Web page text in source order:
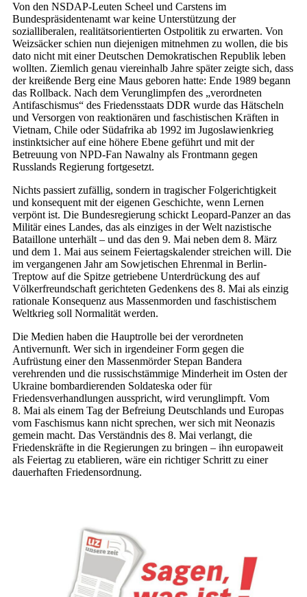
Von den NSDAP-Leuten Scheel und Carstens im
Bundespräsidentenamt war keine Unterstützung der
sozialliberalen, realitätsorientierten Ostpolitik zu erwarten. Von
Weizsäcker schien nun diejenigen mitnehmen zu wollen, die bis
dato nicht mit einer Deutschen Demokratischen Republik leben
wollten. Ziemlich genau viereinhalb Jahre später zeigte sich, dass
der kreißende Berg eine Maus geboren hatte: Ende 1989 begann
das Rollback. Nach dem Verunglimpfen des „verordneten
Antifaschismus“ des Friedensstaats DDR wurde das Hätscheln
und Versorgen von reaktionären und faschistischen Kräften in
Vietnam, Chile oder Südafrika ab 1992 im Jugoslawienkrieg
instinktsicher auf eine höhere Ebene geführt und mit der
Betreuung von NPD-Fan Nawalny als Frontmann gegen
Russlands Regierung fortgesetzt.
Nichts passiert zufällig, sondern in tragischer Folgerichtigkeit
und konsequent mit der eigenen Geschichte, wenn Lernen
verpönt ist. Die Bundesregierung schickt Leopard-Panzer an das
Militär eines Landes, das als einziges in der Welt nazistische
Bataillone unterhält – und das den 9. Mai neben dem 8. März
und dem 1. Mai aus seinem Feiertagskalender streichen will. Die
im vergangenen Jahr am Sowjetischen Ehrenmal in Berlin-
Treptow auf die Spitze getriebene Unterdrückung des auf
Völkerfreundschaft gerichteten Gedenkens des 8. Mai als einzig
rationale Konsequenz aus Massenmorden und faschistischem
Weltkrieg soll Normalität werden.
Die Medien haben die Hauptrolle bei der verordneten
Antivernunft. Wer sich in irgendeiner Form gegen die
Aufrüstung einer den Massenmörder Stepan Bandera
verehrenden und die russischstämmige Minderheit im Osten der
Ukraine bombardierenden Soldateska oder für
Friedensverhandlungen ausspricht, wird verunglimpft. Vom
8. Mai als einem Tag der Befreiung Deutschlands und Europas
vom Faschismus kann nicht sprechen, wer sich mit Neonazis
gemein macht. Das Verständnis des 8. Mai verlangt, die
Friedenskräfte in die Regierungen zu bringen – ihn europaweit
als Feiertag zu etablieren, wäre ein richtiger Schritt zu einer
dauerhaften Friedensordnung.